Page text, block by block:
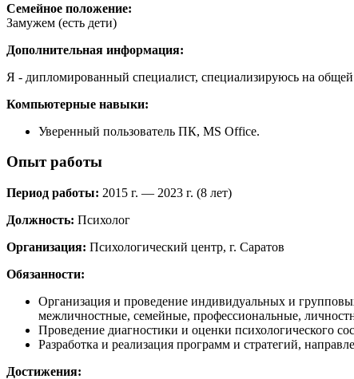
Семейное положение:
Замужем (есть дети)
Дополнительная информация:
Я - дипломированный специалист, специализируюсь на
Компьютерные навыки:
Уверенный пользователь ПК, MS Office.
Опыт работы
Период работы: 2015 г. — 2023 г. (8 лет)
Должность: Психолог
Организация: Психологический центр, г. Саратов
Обязанности:
Организация и проведение индивидуальных и
межличностные, семейные, профессиональные,
Проведение диагностики и оценки психологического
Разработка и реализация программ и стратегий,
Достижения: